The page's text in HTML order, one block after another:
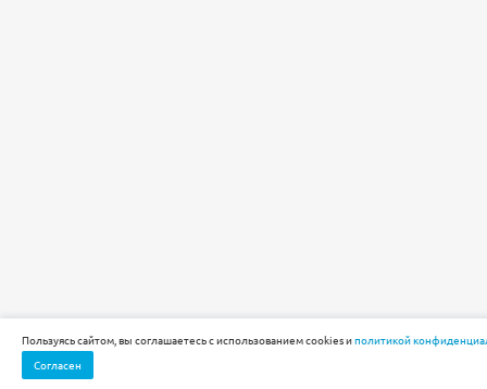
Пользуясь сайтом, вы соглашаетесь с использованием cookies иполитикой
Согласен